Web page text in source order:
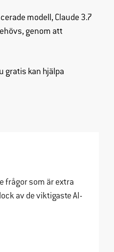
modell, Claude 3.7
genom att
gratis kan hjälpa
frågor som är extra
av de viktigaste AI-